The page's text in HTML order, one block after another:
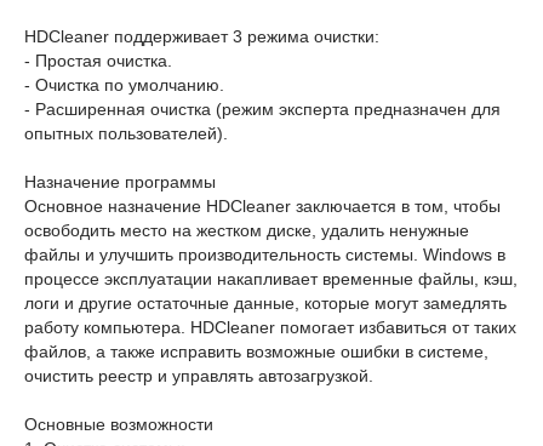
HDCleaner поддерживает 3 режима очистки:
- Простая очистка.
- Очистка по умолчанию.
- Расширенная очистка (режим эксперта предназначен для
опытных пользователей).
Назначение программы
Основное назначение HDCleaner заключается в том, чтобы
освободить место на жестком диске, удалить ненужные
файлы и улучшить производительность системы. Windows в
процессе эксплуатации накапливает временные файлы, кэш,
логи и другие остаточные данные, которые могут замедлять
работу компьютера. HDCleaner помогает избавиться от таких
файлов, а также исправить возможные ошибки в системе,
очистить реестр и управлять автозагрузкой.
Основные возможности